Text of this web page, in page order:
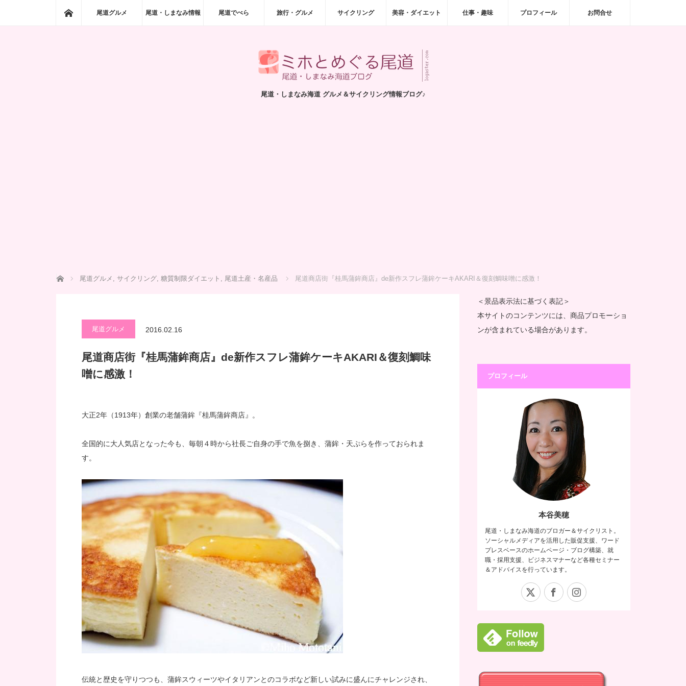
ホーム尾道グルメ 尾道・しまなみ情報 尾道でべら 旅行・グルメ サイクリング 美容・ダイエット 仕事・趣味 プロフィール お問合せ
尾道・しまなみ海道 グルメ＆サイクリング情報ブログ♪
ホーム 尾道グルメ , サイクリング, 糖質制限ダイエット , 尾道土産・名産品 尾道商店街『桂馬蒲鉾商店』de新作スフレ蒲鉾ケーキAKARI＆復刻鯛味噌に感激！
尾道グルメ 2016.02.16
尾道商店街『桂馬蒲鉾商店』de新作スフレ蒲鉾ケーキAKARI＆復刻鯛味
噌に感激！
大正2年（1913年）創業の老舗蒲鉾『桂馬蒲鉾商店』。
全国的に大人気店となった今も、毎朝４時から社長ご自身の手で魚を捌き、蒲鉾・天ぷらを作っておられま
す。
伝統と歴史を守りつつも、蒲鉾スウィーツやイタリアンとのコラボなど新しい試みに盛んにチャレンジされ、
＜景品表示法に基づく表記＞
本サイトのコンテンツには、商品プロモーショ
ンが含まれている場合があります。
プロフィール
本谷美穂
尾道・しまなみ海道のブロガー＆サイクリスト。
ソーシャルメディアを活用した販促支援、ワード
プレスベースのホームページ・ブログ構築、就
職・採用支援、ビジネスマナーなど各種セミナー
＆アドバイスを行っています。
Facebook